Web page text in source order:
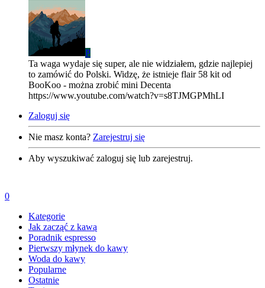
P
Ta waga wydaje się super, ale nie widziałem, gdzie najlepiej
to zamówić do Polski. Widzę, że istnieje flair 58 kit od
BooKoo - można zrobić mini Decenta
https://www.youtube.com/watch?v=s8TJMGPMhLI
Zaloguj się
Nie masz konta? Zarejestruj się
Aby wyszukiwać zaloguj się lub zarejestruj.
0
Kategorie
Jak zacząć z kawą
Poradnik espresso
Pierwszy młynek do kawy
Woda do kawy
Popularne
Ostatnie